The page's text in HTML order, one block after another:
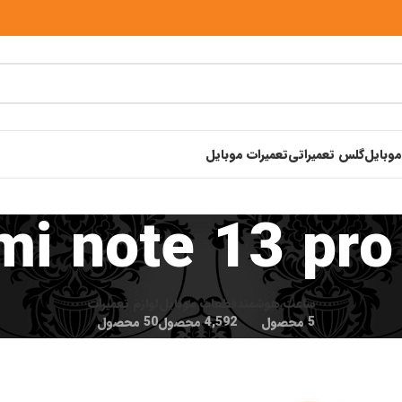
گلس تعمیراتیتعمیرات موبایل
note 13
ساعت هوشمند
5 محصول
قطعات موبایل
4,592 محصول
لوازم تعمیرات
50 محصول